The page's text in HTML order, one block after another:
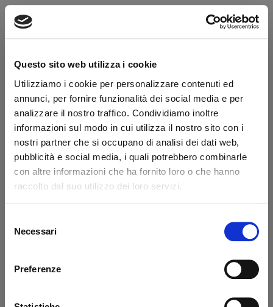
Questo sito web utilizza i cookie
Utilizziamo i cookie per personalizzare contenuti ed
annunci, per fornire funzionalità dei social media e per
analizzare il nostro traffico. Condividiamo inoltre
informazioni sul modo in cui utilizza il nostro sito con i
nostri partner che si occupano di analisi dei dati web,
pubblicità e social media, i quali potrebbero combinarle
con altre informazioni che ha fornito loro o che hanno
raccolto dal suo utilizzo dei loro servizi.
delNecessari
Preferenze
Disponibilità:
Spedizione entro 24/48 ore
Hai la partita IVA?
Dicono di noi
Ottimo
fonte business profile
Lascio il mio commento positivo